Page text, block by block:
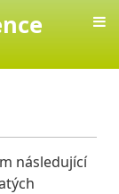
následující